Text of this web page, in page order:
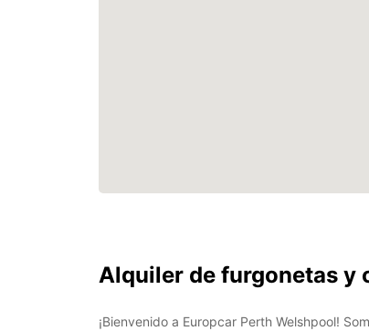
Alquiler de furgonetas y
¡Bienvenido a Europcar Perth Welshpool!